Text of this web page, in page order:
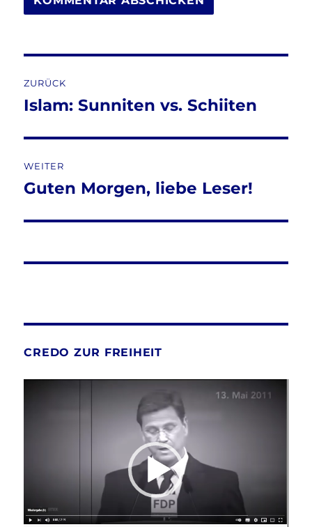
ZURÜCK
Vorheriger
Islam: Sunniten vs. Schiiten
WEITER
Nächster
Guten Morgen, liebe Leser!
CREDO ZUR FREIHEIT